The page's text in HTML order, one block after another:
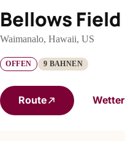
Bellows Field
Waimanalo, Hawaii, US
OFFEN 9 BAHNEN
Route Wetter